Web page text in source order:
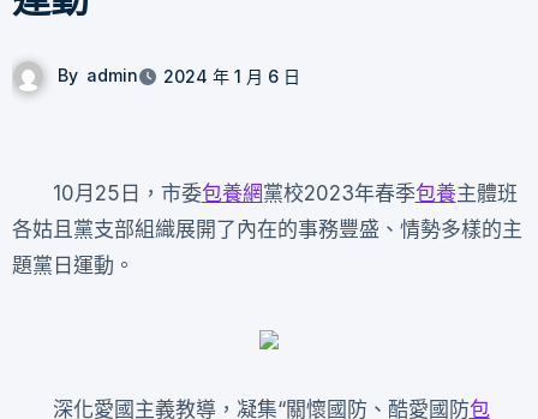
By admin 2024 年 1 月 6 日
10月25日，市委包養網黨校2023年春季包養主體班
各姑且黨支部組織展開了內在的事務豐盛、情勢多樣的主
題黨日運動。
深化愛國主義教導，凝集“關懷國防、酷愛國防包